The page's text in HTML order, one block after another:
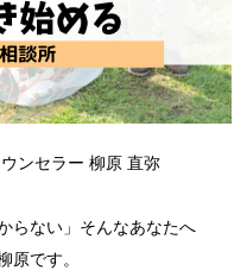
ンセラー 柳原 直弥
らない」そんなあなたへ
原です。